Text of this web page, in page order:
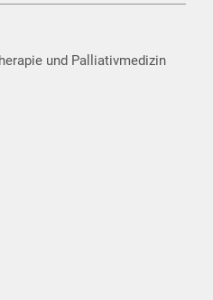
und Palliativmedizin